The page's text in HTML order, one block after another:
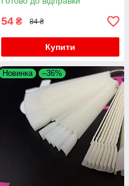
54 ₴ 84 ₴
Купити
Новинка –36%